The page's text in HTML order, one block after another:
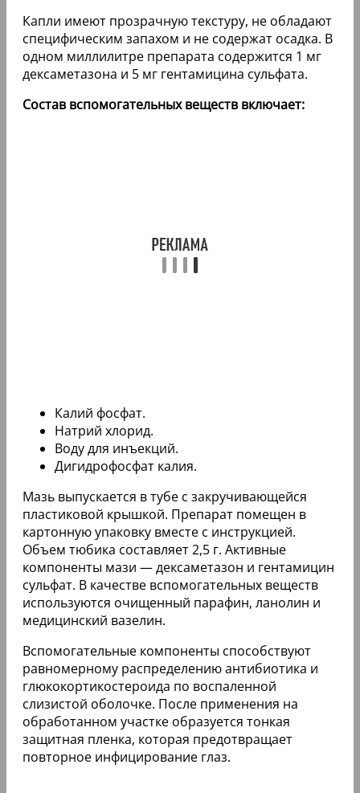
Капли имеют прозрачную текстуру, не обладают
специфическим запахом и не содержат осадка. В
одном миллилитре препарата содержится 1 мг
дексаметазона и 5 мг гентамицина сульфата.
Состав вспомогательных веществ включает:
Калий фосфат.
Натрий хлорид.
Воду для инъекций.
Дигидрофосфат калия.
Мазь выпускается в тубе с закручивающейся
пластиковой крышкой. Препарат помещен в
картонную упаковку вместе с инструкцией.
Объем тюбика составляет 2,5 г. Активные
компоненты мази — дексаметазон и гентамицин
сульфат. В качестве вспомогательных веществ
используются очищенный парафин, ланолин и
медицинский вазелин.
Вспомогательные компоненты способствуют
равномерному распределению антибиотика и
глюкокортикостероида по воспаленной
слизистой оболочке. После применения на
обработанном участке образуется тонкая
защитная пленка, которая предотвращает
повторное инфицирование глаз.